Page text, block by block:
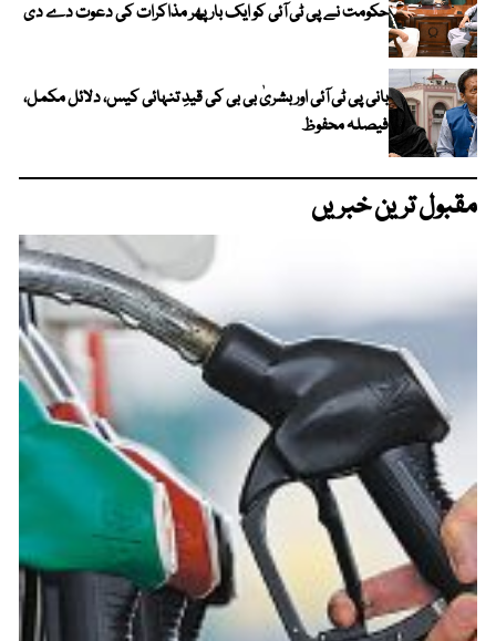
حکومت نے پی ٹی آئی کو ایک بارپھر مذاکرات کی دعوت دے دی
بانی پی ٹی آئی اور بشریٰ بی بی کی قیدِ تنہائی کیس، دلائل مکمل،
فیصلہ محفوظ
مقبول ترین خبریں